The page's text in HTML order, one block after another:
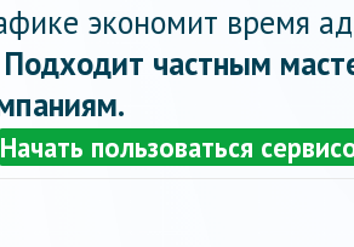
экономит время
Подходит частным
Начать пользоваться